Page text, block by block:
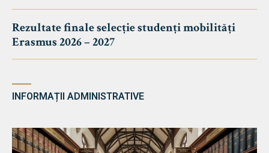
Rezultate finale selecție studenți mobilități
Erasmus 2026 – 2027
INFORMAȚII ADMINISTRATIVE